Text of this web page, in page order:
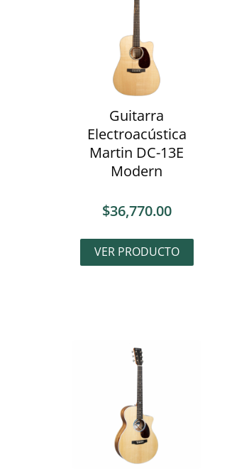
Guitarra
Electroacústica
Martin DC-13E
Modern
$36,770.00
VER PRODUCTO